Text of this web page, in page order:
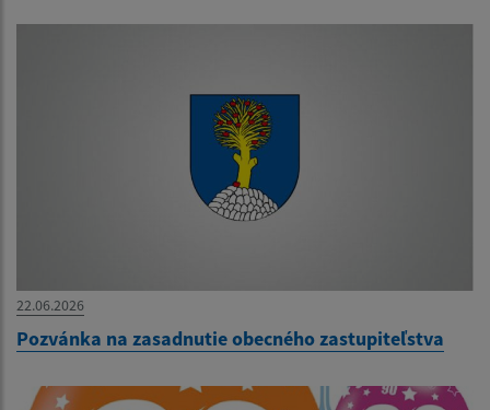
22.06.2026
Pozvánka na zasadnutie obecného zastupiteľstva